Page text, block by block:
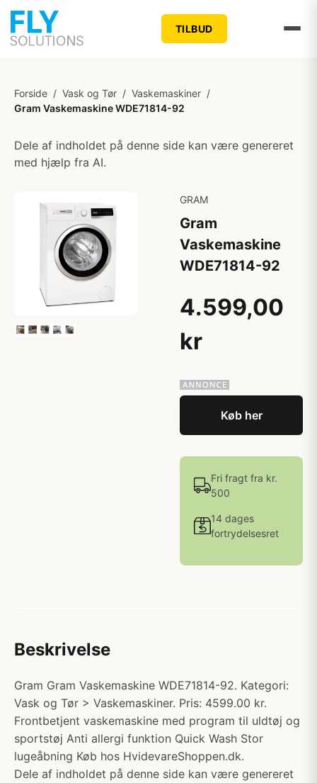
TILBUD
Forside / Vask og Tør / Vaskemaskiner /
Gram Vaskemaskine WDE71814-92
Dele af indholdet på denne side kan være genereret
med hjælp fra AI.
GRAM
Gram
Vaskemaskine
WDE71814-92
4.599,00
kr
Køb her
Fri fragt fra kr.
500
14 dages
fortrydelsesret
Beskrivelse
Gram Gram Vaskemaskine WDE71814-92. Kategori:
Vask og Tør > Vaskemaskiner. Pris: 4599.00 kr.
Frontbetjent vaskemaskine med program til uldtøj og
sportstøj Anti allergi funktion Quick Wash Stor
lugeåbning Køb hos HvidevareShoppen.dk.
Dele af indholdet på denne side kan være genereret